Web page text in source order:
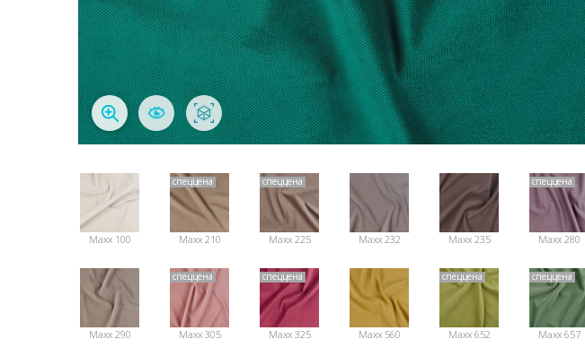
Maxx 100
спеццена
Maxx 210
спеццена
Maxx 225 Maxx 232 Maxx 235
спеццена
Maxx 280
Maxx 290
спеццена
Maxx 305
спеццена
Maxx 325 Maxx 560
спеццена
Maxx 652
спеццена
Maxx 657